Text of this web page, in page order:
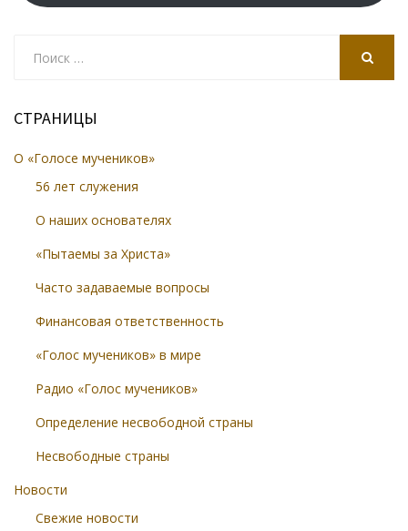
СТРАНИЦЫ
О «Голосе мучеников»
56 лет служения
О наших основателях
«Пытаемы за Христа»
Часто задаваемые вопросы
Финансовая ответственность
«Голос мучеников» в мире
Радио «Голос мучеников»
Определение несвободной страны
Несвободные страны
Новости
Свежие новости